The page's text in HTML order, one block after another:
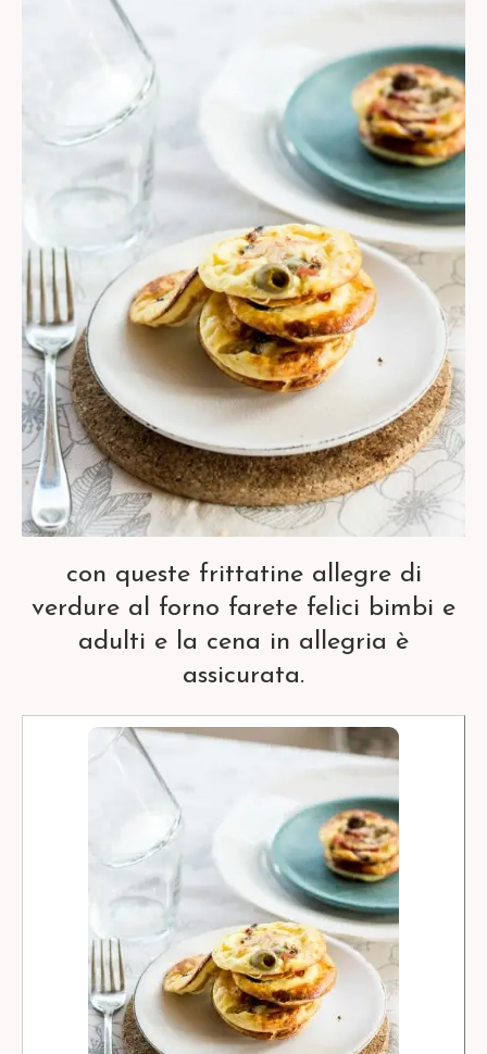
con queste frittatine allegre di
verdure al forno farete felici bimbi e
adulti e la cena in allegria è
assicurata.